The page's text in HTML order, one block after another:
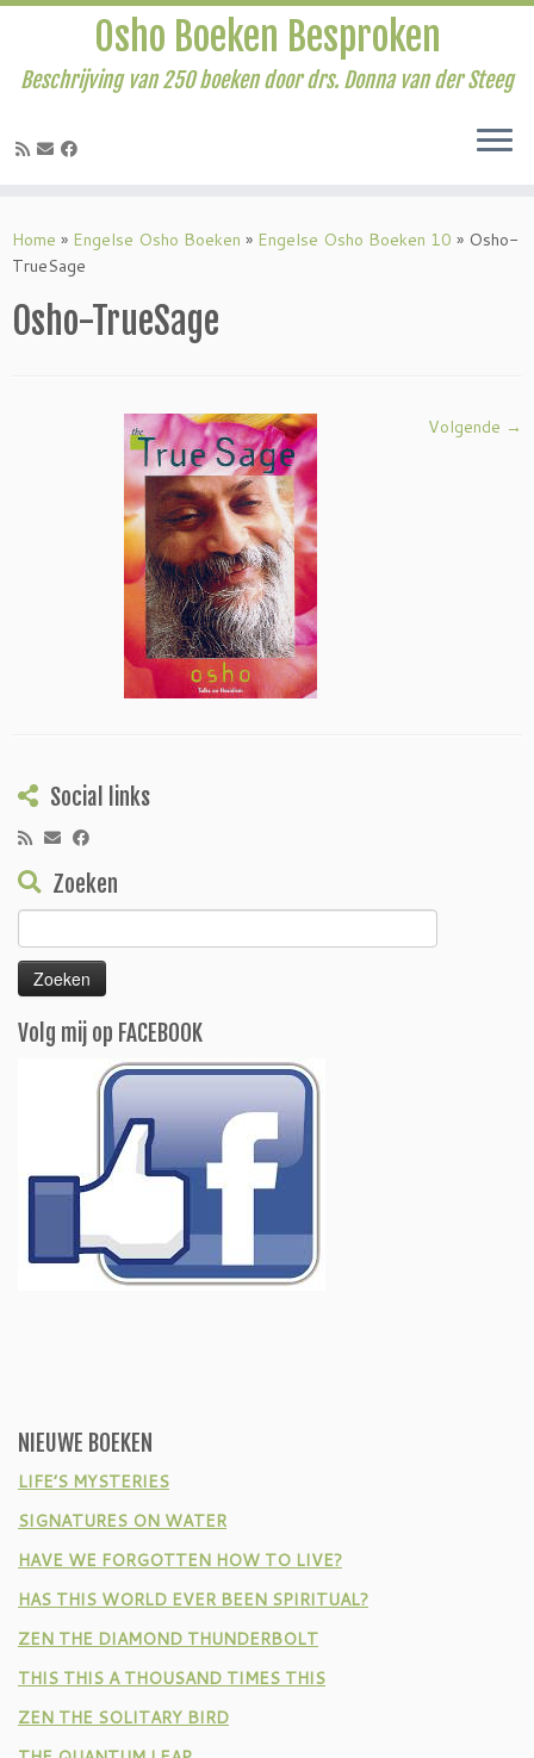
naar
inhoud
Osho Boeken Besproken
Beschrijving van 250 boeken door drs. Donna van der Steeg
Home » Engelse Osho Boeken » Engelse Osho Boeken 10 » Osho-
TrueSage
Osho-TrueSage
Volgende →
Social links
Zoeken
naar:
Volg mij op FACEBOOK
NIEUWE BOEKEN
LIFE’S MYSTERIES
SIGNATURES ON WATER
HAVE WE FORGOTTEN HOW TO LIVE?
HAS THIS WORLD EVER BEEN SPIRITUAL?
ZEN THE DIAMOND THUNDERBOLT
THIS THIS A THOUSAND TIMES THIS
ZEN THE SOLITARY BIRD